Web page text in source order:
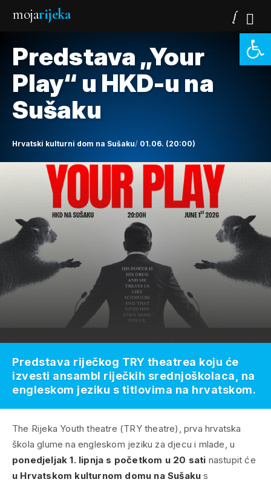
mojarijeka
Predstava „Your
Play“ u HKD-u na
Sušaku
Hrvatski kulturni dom na Sušaku 01.06. (20:00)
The Rijeka Youth theatre (TRY theatre), prva hrvatska
škola glume na engleskom jeziku za djecu i mlade, u
ponedjeljak 1. lipnja s početkom u 20 sati nastupit će
u Hrvatskom kulturnom domu na Sušaku s
Predstava riječkog TRY theatrea koju će
izvesti ansambl riječkih srednjoškolaca, na
engleskom jeziku s titlovima na hrvatskom.